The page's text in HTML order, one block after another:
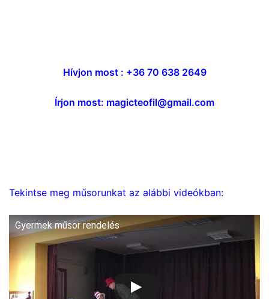
Hívjon most : +36 70 638 2649
Írjon most: magicteofil@gmail.com
Tekintse meg műsorunkat az alábbi videókban:
Gyermek műsor rendelés